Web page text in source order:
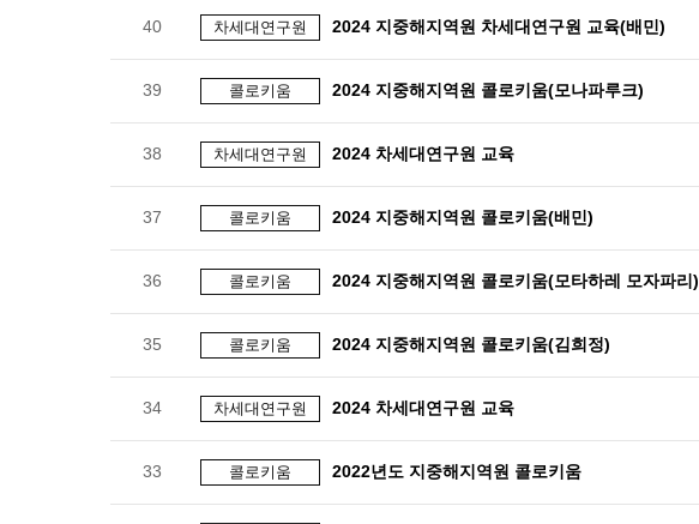
40 차세대연구원 2024 지중해지역원 차세대연구원 교육(배민)
39 콜로키움 2024 지중해지역원 콜로키움(모나파루크)
38 차세대연구원 2024 차세대연구원 교육
37 콜로키움 2024 지중해지역원 콜로키움(배민)
36 콜로키움 2024 지중해지역원 콜로키움(모타하레 모자파리)
35 콜로키움 2024 지중해지역원 콜로키움(김희정)
34 차세대연구원 2024 차세대연구원 교육
33 콜로키움 2022년도 지중해지역원 콜로키움